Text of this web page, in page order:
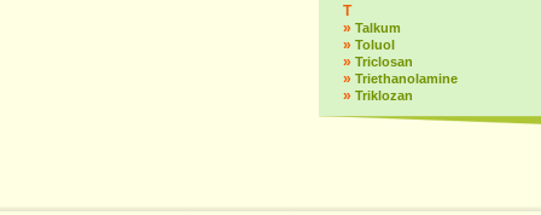
T
» Talkum
» Toluol
» Triclosan
» Triethanolamine
» Triklozan